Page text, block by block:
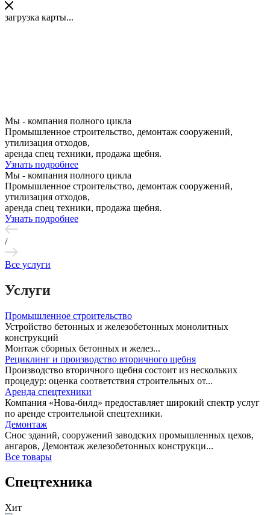
загрузка карты...
Мы - компания полного цикла
Промышленное строительство, демонтаж сооружений,
утилизация отходов,
аренда спец техники, продажа щебня.
Узнать подробнее
Мы - компания полного цикла
Промышленное строительство, демонтаж сооружений,
утилизация отходов,
аренда спец техники, продажа щебня.
Узнать подробнее
/
Все услуги
Услуги
Промышленное строительство
Устройство бетонных и железобетонных монолитных
конструкций
Монтаж сборных бетонных и желез...
Рециклинг и производство вторичного щебня
Производство вторичного щебня состоит из нескольких
процедур: оценка соответствия строительных от...
Аренда спецтехники
Компания «Нова-билд» предоставляет широкий спектр услуг
по аренде строительной спецтехники.
Демонтаж
Снос зданий, сооружений заводских промышленных цехов,
ангаров, Демонтаж железобетонных конструкци...
Все товары
Спецтехника
Хит